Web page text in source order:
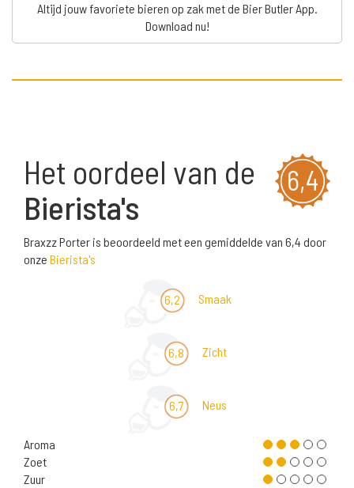
Altijd jouw favoriete bieren op zak met de Bier Butler App.
Download nu!
6,4
Het oordeel van de
Bierista's
Braxzz Porter is beoordeeld met een gemiddelde van 6,4 door
onze Bierista's
6,2 Smaak
6,8 Zicht
6,7 Neus
Aroma
Zoet
Zuur